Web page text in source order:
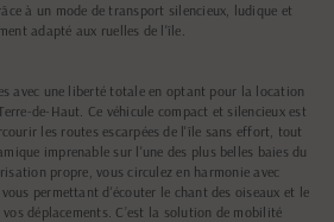
à un mode de transport silencieux, ludique et
adapté aux ruelles de l'île.
avec une liberté totale en optant pour la location
de-Haut. Ce véhicule compact et silencieux est
les routes escarpées de l'île sans effort, tout
imprenable sur l'une des plus belles baies du
propre, vous circulez en harmonie avec
permettant d'écouter le chant des oiseaux et le
déplacements. C’est la solution de mobilité